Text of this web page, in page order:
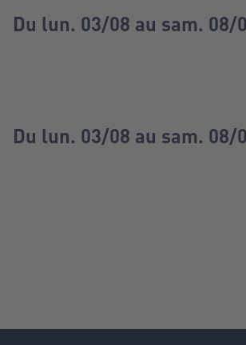
Du lun. 03/08 au sam. 08/
Du lun. 03/08 au sam. 08/